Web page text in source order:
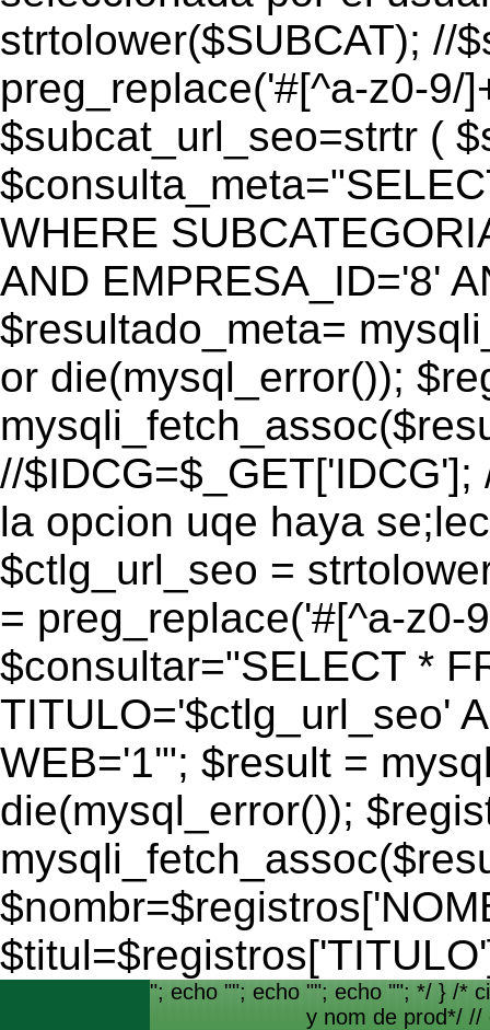
strtolower($SUBCAT); //
preg_replace('#[^a-z0-9/
$subcat_url_seo=strtr (
WHERE
AND EMPRESA_ID='8'
$resultado_meta=
or die(mysql_error());
//
la opcion uqe haya
$ctlg_url_seo =
= preg_replace('#[^a-z0-
$consultar="SELECT *
TITULO='$ctlg_url_seo'
WEB='1'"; $result =
die(mysql_error());
"; echo ""; echo ""; echo ""; */ } /*
y nom de prod*/ //